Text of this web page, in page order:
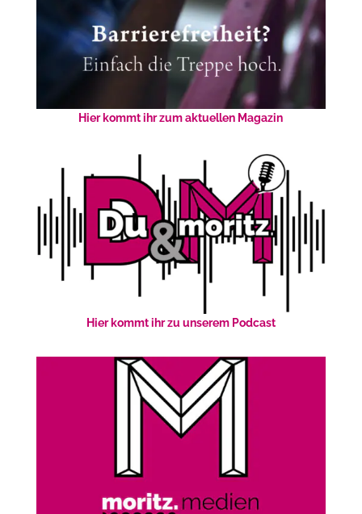
Hier kommt ihr zum aktuellen Magazin
Hier kommt ihr zu unserem Podcast